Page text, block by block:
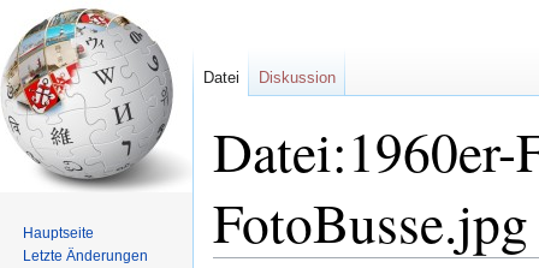
Datei:1960er-
FotoBusse.jpg
Datei Diskussion
Hauptseite
Letzte Änderungen